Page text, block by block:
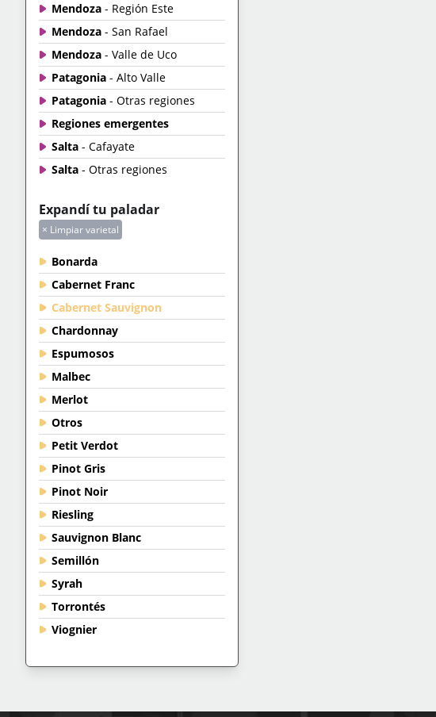
Mendoza - Región Este
Mendoza - San Rafael
Mendoza - Valle de Uco
Patagonia - Alto Valle
Patagonia - Otras regiones
Regiones emergentes
Salta - Cafayate
Salta - Otras regiones
Expandí tu paladar
× Limpiar varietal
Bonarda
Cabernet Franc
Cabernet Sauvignon
Chardonnay
Espumosos
Malbec
Merlot
Otros
Petit Verdot
Pinot Gris
Pinot Noir
Riesling
Sauvignon Blanc
Semillón
Syrah
Torrontés
Viognier